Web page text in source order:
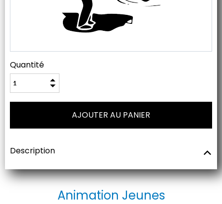
Quantité
Description
Animation Jeunes